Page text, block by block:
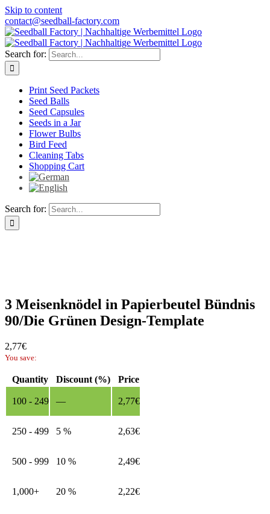
Skip to content
contact@seedball-factory.com
Search for:
Print Seed Packets
Seed Balls
Seed Capsules
Seeds in a Jar
Flower Bulbs
Bird Feed
Cleaning Tabs
Shopping Cart
Search for:
3 Meisenknödel in Papierbeutel Bündnis
90/Die Grünen Design-Template
2,77€
You save:
Quantity Discount (%) Price
100 - 249 — 2,77€
250 - 499 5 % 2,63€
500 - 999 10 % 2,49€
1,000+ 20 % 2,22€